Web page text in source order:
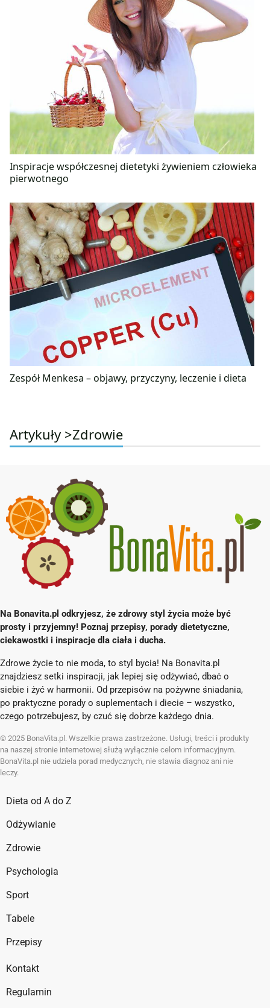
Inspiracje współczesnej dietetyki żywieniem człowieka
pierwotnego
Zespół Menkesa – objawy, przyczyny, leczenie i dieta
Artykuły >Zdrowie
Na Bonavita.pl odkryjesz, że zdrowy styl życia może być
prosty i przyjemny! Poznaj przepisy, porady dietetyczne,
ciekawostki i inspiracje dla ciała i ducha.
Zdrowe życie to nie moda, to styl bycia! Na Bonavita.pl
znajdziesz setki inspiracji, jak lepiej się odżywiać, dbać o
siebie i żyć w harmonii. Od przepisów na pożywne śniadania,
po praktyczne porady o suplementach i diecie – wszystko,
czego potrzebujesz, by czuć się dobrze każdego dnia.
© 2025 BonaVita.pl. Wszelkie prawa zastrzeżone. Usługi, treści i produkty
na naszej stronie internetowej służą wyłącznie celom informacyjnym.
BonaVita.pl nie udziela porad medycznych, nie stawia diagnoz ani nie
leczy.
Dieta od A do Z
Odżywianie
Zdrowie
Psychologia
Sport
Tabele
Przepisy
Kontakt
Regulamin